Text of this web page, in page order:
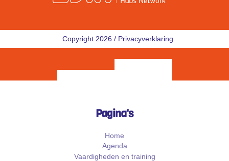
Copyright 2026 / Privacyverklaring
Pagina's
Home
Agenda
Vaardigheden en training